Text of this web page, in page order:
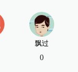
飘过
0